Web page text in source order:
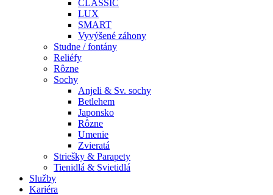
CLASSIC
LUX
SMART
Vyvýšené záhony
Studne / fontány
Reliéfy
Rôzne
Sochy
Anjeli & Sv. sochy
Betlehem
Japonsko
Rôzne
Umenie
Zvieratá
Striešky & Parapety
Tienidlá & Svietidlá
Služby
Kariéra